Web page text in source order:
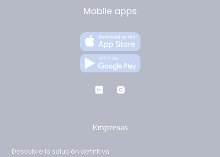
Mobile apps
Empresas
Descubre la solución definitiva